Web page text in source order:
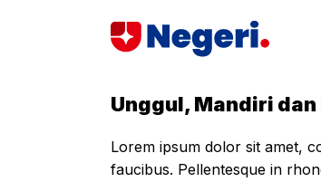
Unggul, Mandiri
Lorem ipsum dolor sit amet,
faucibus. Pellentesque in